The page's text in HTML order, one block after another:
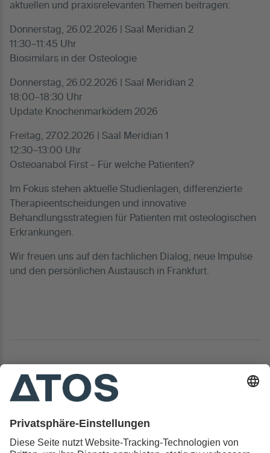
aktuellen und praxisrelevanten Themen beitragen:
Donnerstag, 26.02.2026 | Saal Meridian 2
11:30–11:45 Uhr
Biosimilars in der Osteologie
Donnerstag, 26.02.2026 | Saal Meridian 2
18:00–18:30 Uhr
Update Knochenmarködem 2026
Freitag, 27.02.2026 | Saal Meridian 1
12:30–13:00 Uhr
Osteoanabol First – Für welche Patienten?
Im Fokus stehen aktuelle Studienlagen, differenzierte
Therapieentscheidungen und innovative
Behandlungsstrategien für Patienten mit osteologischen
Erkrankungen.
Wir freuen uns auf den fachlichen Dialog, neue Impulse
und den persönlichen Austausch in Frankfurt.